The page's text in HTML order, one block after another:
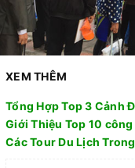
XEM THÊM
Tổng Hợp Top 3 Cảnh
Giới Thiệu Top 10
Các Tour Du Lịch